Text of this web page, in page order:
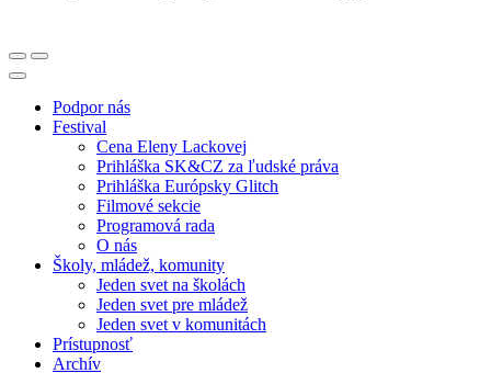
Podpor nás
Festival
Cena Eleny Lackovej
Prihláška SK&CZ za ľudské práva
Prihláška Európsky Glitch
Filmové sekcie
Programová rada
O nás
Školy, mládež, komunity
Jeden svet na školách
Jeden svet pre mládež
Jeden svet v komunitách
Prístupnosť
Archív